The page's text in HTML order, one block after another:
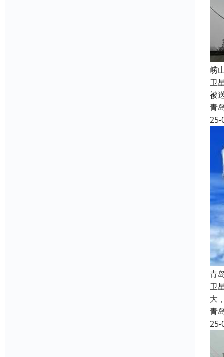
崂
卫
被
青
25-
青
卫
大
青
25-